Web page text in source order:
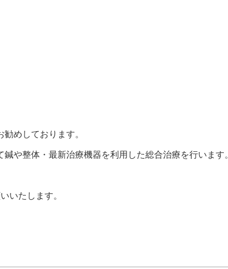
めしております。
や整体・最新治療機器を利用した総合治療を行います。
いたします。